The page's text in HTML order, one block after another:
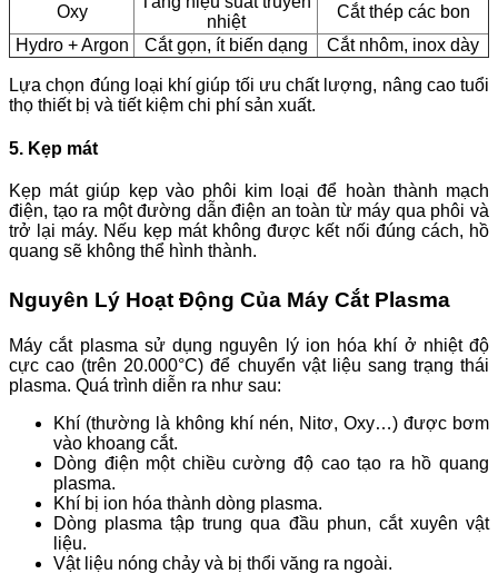
Oxy
nhiệt
Cắt thép các bon
Hydro + Argon
Cắt gọn, ít biến dạng Cắt nhôm, inox dày
Lựa chọn đúng loại khí giúp tối ưu chất lượng, nâng cao tuổi
thọ thiết bị và tiết kiệm chi phí sản xuất.
5. Kẹp mát
Kẹp mát giúp kẹp vào phôi kim loại để hoàn thành mạch
điện, tạo ra một đường dẫn điện an toàn từ máy qua phôi và
trở lại máy. Nếu kẹp mát không được kết nối đúng cách, hồ
quang sẽ không thể hình thành.
Nguyên Lý Hoạt Động Của Máy Cắt Plasma
Máy cắt plasma sử dụng nguyên lý ion hóa khí ở nhiệt độ
cực cao (trên 20.000°C) để chuyển vật liệu sang trạng thái
plasma. Quá trình diễn ra như sau:
Khí (thường là không khí nén, Nitơ, Oxy…) được bơm
vào khoang cắt.
Dòng điện một chiều cường độ cao tạo ra hồ quang
plasma.
Khí bị ion hóa thành dòng plasma.
Dòng plasma tập trung qua đầu phun, cắt xuyên vật
liệu.
Vật liệu nóng chảy và bị thổi văng ra ngoài.